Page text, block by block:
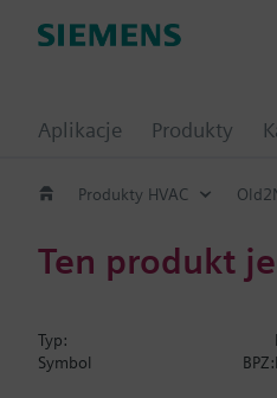
Aplikacje Produkty
Produkty HVAC
Ten produkt
Typ:
Symbol